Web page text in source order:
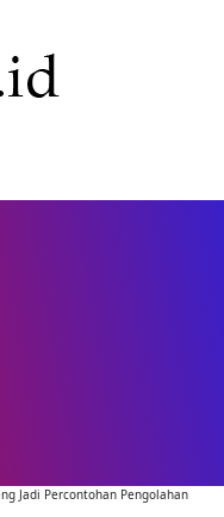
Jadi Percontohan Pengolahan